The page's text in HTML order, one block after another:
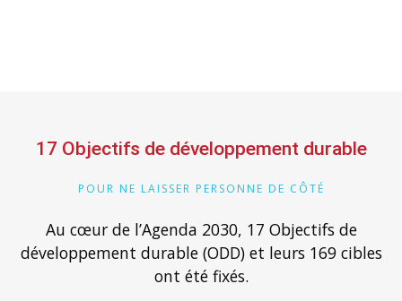
17 Objectifs de développement durable
POUR NE LAISSER PERSONNE DE CÔTÉ
Au cœur de l’Agenda 2030, 17 Objectifs de
développement durable (ODD) et leurs 169 cibles
ont été fixés.